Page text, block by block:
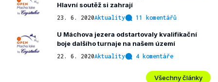
Hlavní soutěž si zahrají
23. 6. 2020Aktuality 11 komentářů
U Máchova jezera odstartovaly kvalifikační
boje dalšího turnaje na našem území
22. 6. 2020Aktuality 4 komentáře
Všechny články